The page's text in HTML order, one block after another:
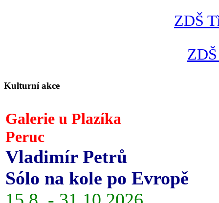
ZDŠ
Kulturní akce
Galerie u Plazíka
Peruc
Vladimír Petrů
Sólo na kole po Evropě